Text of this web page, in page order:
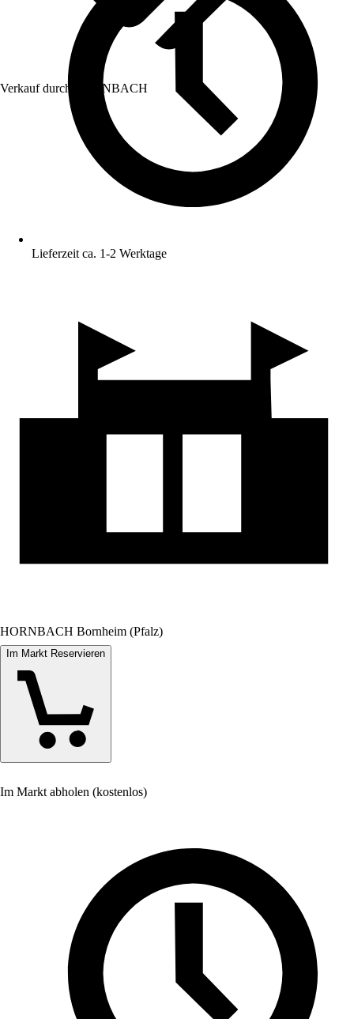
Verkauf durch: HORNBACH
Lieferzeit ca. 1-2 Werktage
HORNBACH Bornheim (Pfalz)
Im Markt Reservieren
Im Markt abholen (kostenlos)